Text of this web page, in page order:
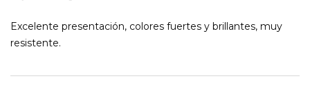
Excelente presentación, colores fuertes y brillantes, muy
resistente.